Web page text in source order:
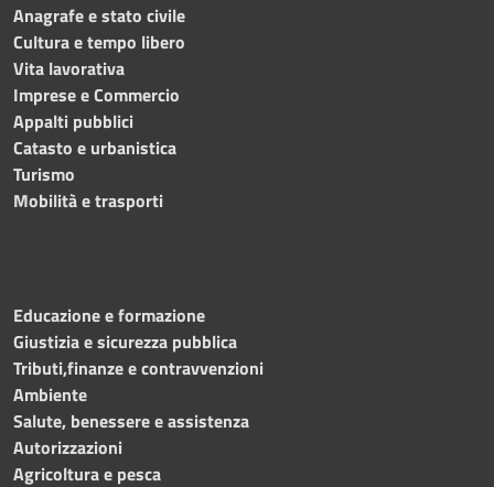
Anagrafe e stato civile
Cultura e tempo libero
Vita lavorativa
Imprese e Commercio
Appalti pubblici
Catasto e urbanistica
Turismo
Mobilità e trasporti
Educazione e formazione
Giustizia e sicurezza pubblica
Tributi,finanze e contravvenzioni
Ambiente
Salute, benessere e assistenza
Autorizzazioni
Agricoltura e pesca